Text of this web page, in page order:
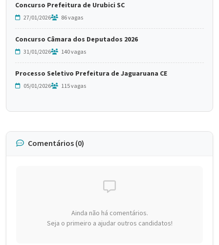
Concurso Prefeitura de Urubici SC
27/01/2026 86 vagas
Concurso Câmara dos Deputados 2026
31/01/2026 140 vagas
Processo Seletivo Prefeitura de Jaguaruana CE
05/01/2026 115 vagas
Comentários (0)
Ainda não há comentários.
Seja o primeiro a ajudar outros candidatos!